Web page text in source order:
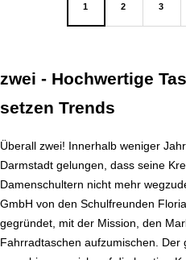
1 2 3
zwei - Hochwertige
setzen Trends
Überall zwei! Innerhalb weniger
Darmstadt gelungen, dass seine
Damenschultern nicht mehr
GmbH von den Schulfreunden
gegründet, mit der Mission, den
Fahrradtaschen aufzumischen.